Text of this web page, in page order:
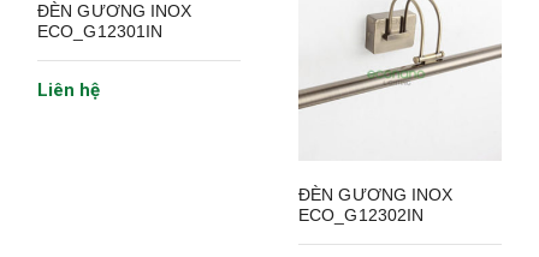
ĐÈN GƯƠNG INOX
ECO_G12301IN
Liên hệ
ĐÈN GƯƠNG INOX
ECO_G12302IN